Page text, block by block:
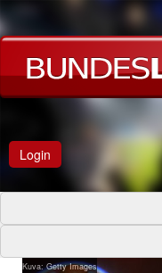
Login
Kuva: Getty Images